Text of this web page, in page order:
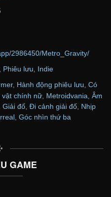
2986450/Metro_Gravity/
Phiêu lưu Indie
, Hành động phiêu lưu, Có
vật chính nữ Metroidvania Âm
Giải đố Đi cảnh giải đố Nhịp
Góc nhìn thứ ba
GAME